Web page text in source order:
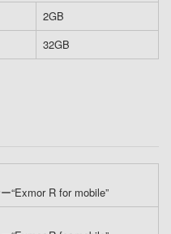
2GB
32GB
“Exmor R for mobile”